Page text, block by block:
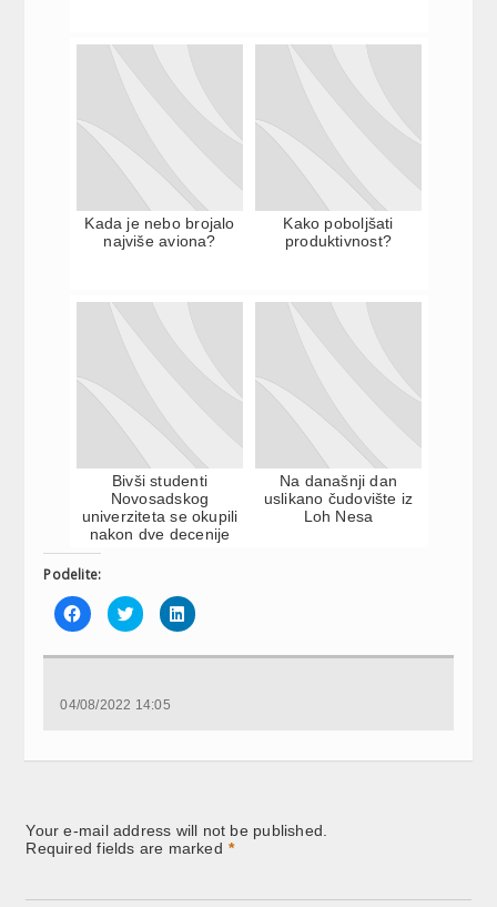
Kada je nebo brojalo
najviše aviona?
Kako poboljšati
produktivnost?
Bivši studenti
Novosadskog
univerziteta se okupili
nakon dve decenije
Na današnji dan
uslikano čudovište iz
Loh Nesa
Podelite:
Click
to
share
Facebook
new
Click
to
share
Twitter
new
Click
to
LinkedIn
04/08/2022 14:05
Your e-mail address will not be published.
Required fields are marked *